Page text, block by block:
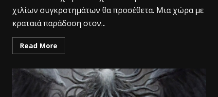
χιλίων συγκροτημάτων θα προσέθετα. Μια χώρα με
κραταιά παράδοση στον...
Read More